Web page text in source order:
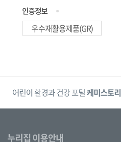
인증정보
우수재활용제품(GR)
어린이 환경과 건강 포털케미스토리
누리집 이용안내